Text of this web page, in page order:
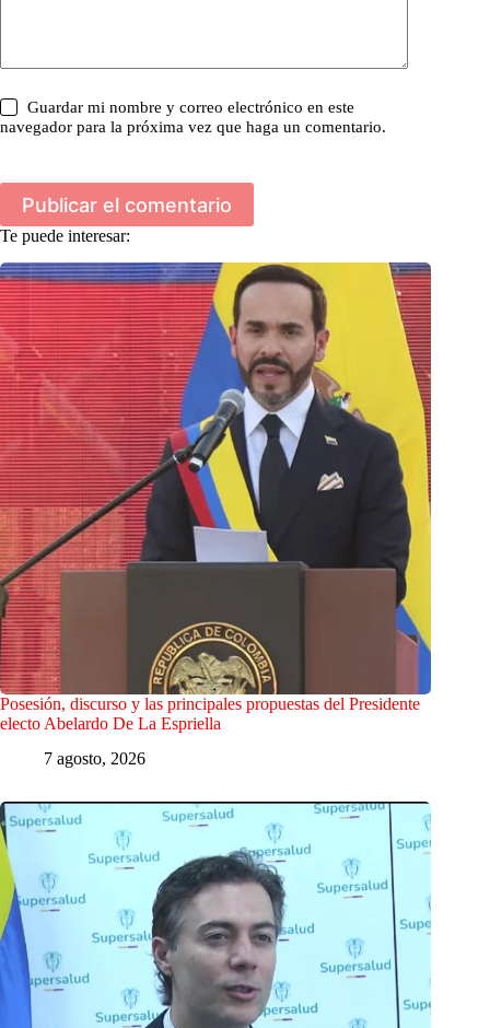
Guardar mi nombre y correo electrónico en este
navegador para la próxima vez que haga un comentario.
Publicar el comentario
Te puede interesar:
Posesión, discurso y las principales propuestas del Presidente
electo Abelardo De La Espriella
7 agosto, 2026